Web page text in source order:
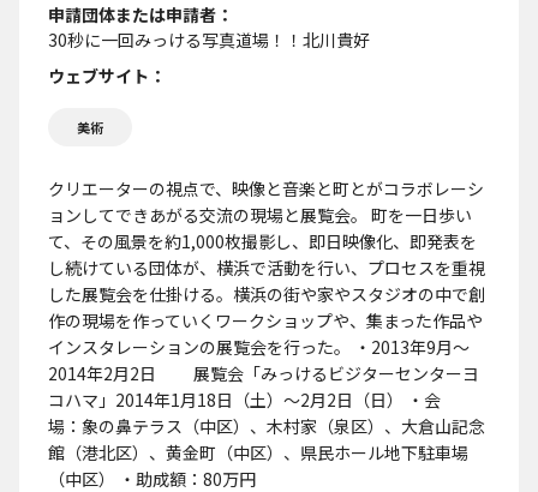
申請団体または申請者
30秒に一回みっける写真道場！！北川貴好
ウェブサイト
美術
クリエーターの視点で、映像と音楽と町とがコラボレーシ
ョンしてできあがる交流の現場と展覧会。 町を一日歩い
て、その風景を約1,000枚撮影し、即日映像化、即発表を
し続けている団体が、横浜で活動を行い、プロセスを重視
した展覧会を仕掛ける。横浜の街や家やスタジオの中で創
作の現場を作っていくワークショップや、集まった作品や
インスタレーションの展覧会を行った。 ・2013年9月～
2014年2月2日 展覧会「みっけるビジターセンターヨ
コハマ」2014年1月18日（土）～2月2日（日） ・会
場：象の鼻テラス（中区）、木村家（泉区）、大倉山記念
館（港北区）、黄金町（中区）、県民ホール地下駐車場
（中区） ・助成額：80万円